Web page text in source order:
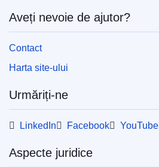
Aveți nevoie de ajutor?
Contact
Harta site-ului
Urmăriți-ne
LinkedIn Facebook YouTube
Aspecte juridice